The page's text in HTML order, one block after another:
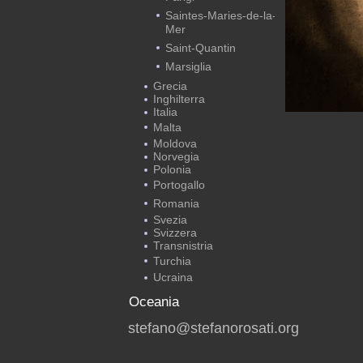
Saintes-Maries-de-la-
Mer
Saint-Quantin
Marsiglia
Grecia
Inghilterra
Italia
Malta
Moldova
Norvegia
Polonia
Portogallo
Romania
Svezia
Svizzera
Transnistria
Turchia
Ucraina
Oceania
stefano@stefanorosati.org